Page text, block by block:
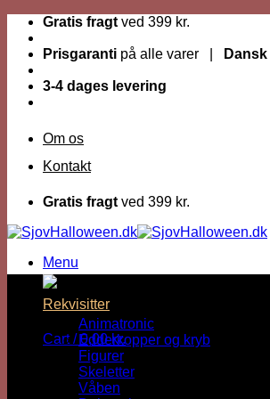
Fortsæt
indhold
Gratis fragt ved 399 kr.
Prisgaranti på alle varer | Dansk
3-4 dages levering
Om os
Kontakt
Gratis fragt ved 399 kr.
Menu
Dage til Halloween :
Cart /0,00kr.
Rekvisitter
Animatronic
Edderkopper og kryb
Figurer
Skeletter
Våben